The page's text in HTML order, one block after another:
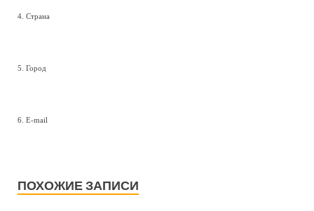
4. Страна
5. Город
6. E-mail
ПОХОЖИЕ ЗАПИСИ